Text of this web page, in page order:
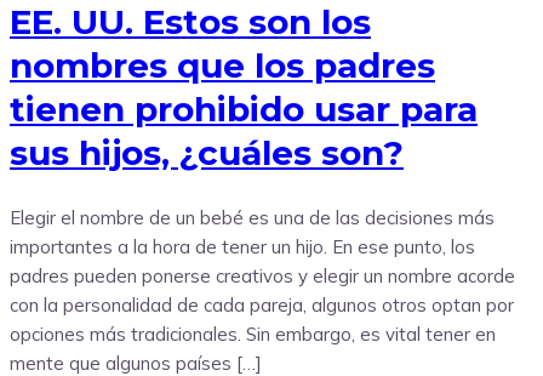
EE. UU. Estos son los
nombres que los padres
tienen prohibido usar para
sus hijos, ¿cuáles son?
Elegir el nombre de un bebé es una de las decisiones más
importantes a la hora de tener un hijo. En ese punto, los
padres pueden ponerse creativos y elegir un nombre acorde
con la personalidad de cada pareja, algunos otros optan por
opciones más tradicionales. Sin embargo, es vital tener en
mente que algunos países […]